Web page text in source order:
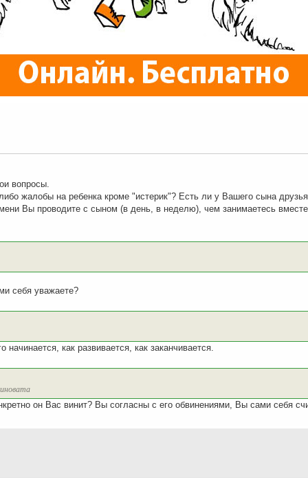
вопросы.
жалобы на ребенка кроме "истерик"? Есть ли у Вашего сына
Вы проводите с сыном (в день, в неделю), чем занимаетесь
себя уважаете?
как развивается, как заканчивается.
он Вас винит? Вы согласны с его обвинениями, Вы сами себя